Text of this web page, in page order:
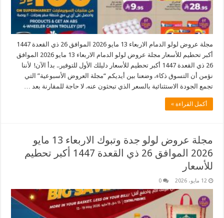
مجلة عروض لولو الدمام الاربعاء 13 مايو 2026 الموافق 26 ذي القعدة 1447
أكبر تحطيم للأسعار مجلة عروض لولو الدمام الاربعاء 13 مايو 2026 الموافق
26 ذي القعدة 1447 أكبر تحطيم للأسعار دليلك الأول للتوفير.. بدأ الآن! لأننا
نؤمن أن التسوق ذكاء، وضعنا بين أيديكم “مجلة العروض الأسبوعية” التي
تجمع الجودة الاستثنائية بالسعر الذي تبحثون عنه. لا حاجة للمقارنة بعد …
أكمل القراءة »
مجلة عروض لولو جدة وتبوك الاربعاء 13 مايو
2026 الموافق 26 ذي القعدة 1447 أكبر تحطيم
للأسعار
12 مايو، 2026 0